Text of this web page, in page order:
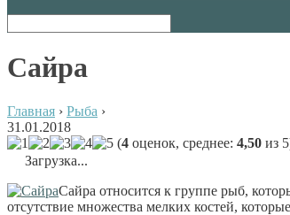
Сайра
Главная › Рыба ›
31.01.2018
(4 оценок, среднее: 4,50 из
Загрузка...
Сайра относится к группе рыб,
отсутствие множества мелких костей,